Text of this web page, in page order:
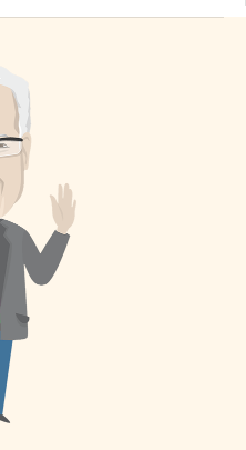
consacre depuis 28 ans à
l’interprétation de la chanson
populaire issue du monde
francophone… avec quelques
échappées en anglais. À la
croisée des chemins En
préparation depuis deux ans,
mais retardé par la pandémie, le
nouveau spectacle des Voix du
cœur est […]